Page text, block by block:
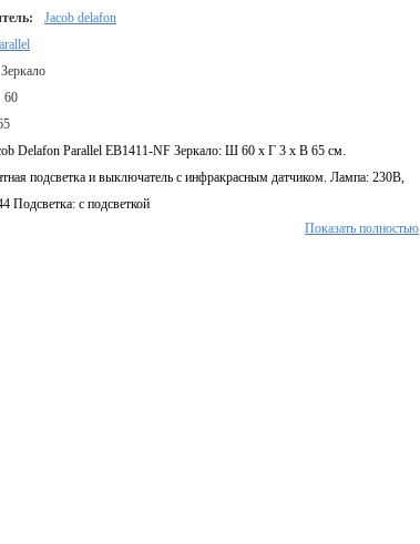
Jacob delafon
Зеркало
60
Delafon Parallel EB1411-NF Зеркало: Ш 60 х Г 3 х В 65 см.
подсветка и выключатель с инфракрасным датчиком. Лампа: 230В,
Подсветка: с подсветкой
Показать полностью